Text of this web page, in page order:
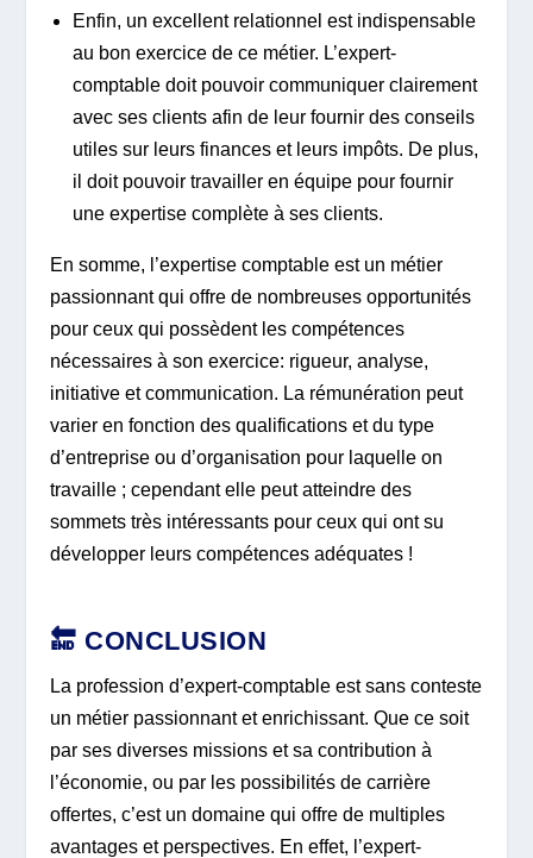
Enfin, un excellent relationnel est indispensable
au bon exercice de ce métier. L’expert-
comptable doit pouvoir communiquer clairement
avec ses clients afin de leur fournir des conseils
utiles sur leurs finances et leurs impôts. De plus,
il doit pouvoir travailler en équipe pour fournir
une expertise complète à ses clients.
En somme, l’expertise comptable est un métier
passionnant qui offre de nombreuses opportunités
pour ceux qui possèdent les compétences
nécessaires à son exercice: rigueur, analyse,
initiative et communication. La rémunération peut
varier en fonction des qualifications et du type
d’entreprise ou d’organisation pour laquelle on
travaille ; cependant elle peut atteindre des
sommets très intéressants pour ceux qui ont su
développer leurs compétences adéquates !
🔚 CONCLUSION
La profession d’expert-comptable est sans conteste
un métier passionnant et enrichissant. Que ce soit
par ses diverses missions et sa contribution à
l’économie, ou par les possibilités de carrière
offertes, c’est un domaine qui offre de multiples
avantages et perspectives. En effet, l’expert-